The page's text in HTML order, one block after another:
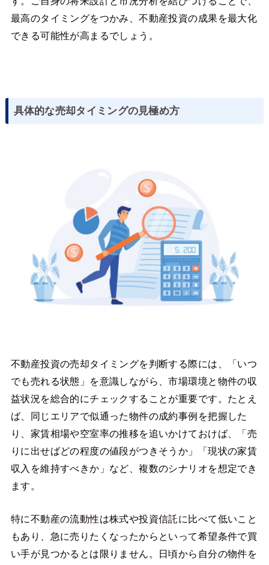
最高のタイミングをつかみ、不動産投資の成果を最大化
できる可能性が高まるでしょう。
具体的な売却タイミングの見極め方
不動産投資の売却タイミングを判断する際には、「いつ
でも売れる状態」を意識しながら、市場環境と物件の収
益状況を総合的にチェックすることが重要です。たとえ
ば、同じエリアで似通った物件の成約事例を把握した
り、家賃相場や空室率の推移を追いかけておけば、「売
りに出せばどの程度の値段がつきそうか」「現状の家賃
収入を維持すべきか」など、複数のシナリオを想定でき
ます。
特に不動産の流動性は株式や投資信託に比べて低いこと
もあり、急に売りたくなったからといって希望条件で買
い手が見つかるとは限りません。日頃から自分の物件を